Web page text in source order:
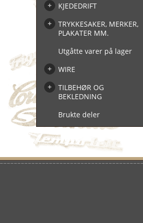
KJEDEDRIFT
TRYKKESAKER, MERKER,
PLAKATER MM.
Utgåtte varer på lager
WIRE
TILBEHØR OG
BEKLEDNING
Brukte deler